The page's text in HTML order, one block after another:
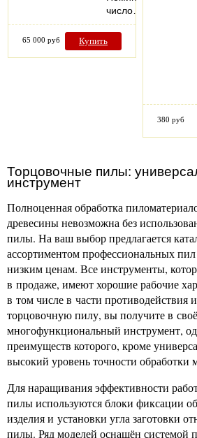
число…
65 000 руб Купить
380 руб
Торцовочные пилы:
инструмент
Полноценная обработка
древесины невозможна без
пилы. На ваш выбор предлагается
ассортиментом профессиональных
низким ценам. Все инструменты,
в продаже, имеют хорошие рабочие
в том числе в части противодействия
торцовочную пилу, вы получите в
многофункциональный инструмент,
преимуществ которого, кроме
высокий уровень точности обработки
Для наращивания эффективности
пилы используются блоки фиксации
изделия и установки угла заготовки
пилы. Ряд моделей оснащён системой